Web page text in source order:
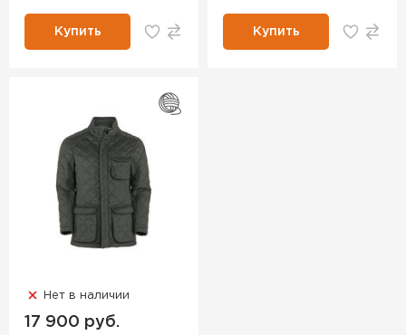
Купить Купить
Нет в наличии
17 900 руб.